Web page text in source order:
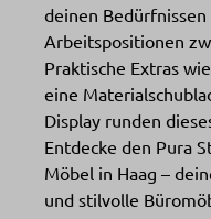
deinen
Arbeitspositionen
Praktische Extras
eine
Display runden
Entdecke den Pura
Möbel in Haag –
und stilvolle